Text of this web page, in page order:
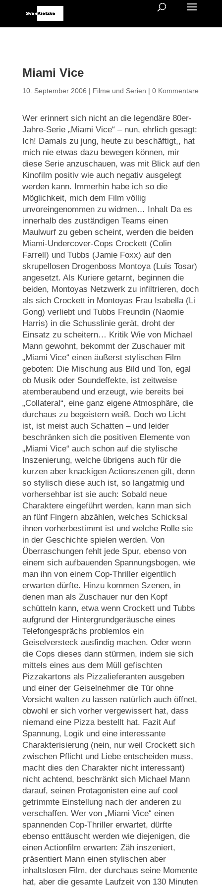
Miami Vice
10. September 2006 | Filme und Serien | 0 Kommentare
Wer erinnert sich nicht an die legendäre 80er-
Jahre-Serie „Miami Vice“ – nun, ehrlich gesagt:
Ich! Damals zu jung, heute zu beschäftigt,, hat
mich nie etwas dazu bewegen können, mir
diese Serie anzuschauen, was mit Blick auf den
Kinofilm positiv wie auch negativ ausgelegt
werden kann. Immerhin habe ich so die
Möglichkeit, mich dem Film völlig
unvoreingenommen zu widmen… Inhalt Da es
innerhalb des zuständigen Teams einen
Maulwurf zu geben scheint, werden die beiden
Miami-Undercover-Cops Crockett (Colin
Farrell) und Tubbs (Jamie Foxx) auf den
skrupellosen Drogenboss Montoya (Luis Tosar)
angesetzt. Als Kuriere getarnt, beginnen die
beiden, Montoyas Netzwerk zu infiltrieren, doch
als sich Crockett in Montoyas Frau Isabella (Li
Gong) verliebt und Tubbs Freundin (Naomie
Harris) in die Schusslinie gerät, droht der
Einsatz zu scheitern… Kritik Wie von Michael
Mann gewohnt, bekommt der Zuschauer mit
„Miami Vice“ einen äußerst stylischen Film
geboten: Die Mischung aus Bild und Ton, egal
ob Musik oder Soundeffekte, ist zeitweise
atemberaubend und erzeugt, wie bereits bei
„Collateral“, eine ganz eigene Atmosphäre, die
durchaus zu begeistern weiß. Doch wo Licht
ist, ist meist auch Schatten – und leider
beschränken sich die positiven Elemente von
„Miami Vice“ auch schon auf die stylische
Inszenierung, welche übrigens auch für die
kurzen aber knackigen Actionszenen gilt, denn
so stylisch diese auch ist, so langatmig und
vorhersehbar ist sie auch: Sobald neue
Charaktere eingeführt werden, kann man sich
an fünf Fingern abzählen, welches Schicksal
ihnen vorherbestimmt ist und welche Rolle sie
in der Geschichte spielen werden. Von
Überraschungen fehlt jede Spur, ebenso von
einem sich aufbauenden Spannungsbogen, wie
man ihn von einem Cop-Thriller eigentlich
erwarten dürfte. Hinzu kommen Szenen, in
denen man als Zuschauer nur den Kopf
schütteln kann, etwa wenn Crockett und Tubbs
aufgrund der Hintergrundgeräusche eines
Telefongesprächs problemlos ein
Geiselversteck ausfindig machen. Oder wenn
die Cops dieses dann stürmen, indem sie sich
mittels eines aus dem Müll gefischten
Pizzakartons als Pizzalieferanten ausgeben
und einer der Geiselnehmer die Tür ohne
Vorsicht walten zu lassen natürlich auch öffnet,
obwohl er sich vorher vergewissert hat, dass
niemand eine Pizza bestellt hat. Fazit Auf
Spannung, Logik und eine interessante
Charakterisierung (nein, nur weil Crockett sich
zwischen Pflicht und Liebe entscheiden muss,
macht dies den Charakter nicht interessant)
nicht achtend, beschränkt sich Michael Mann
darauf, seinen Protagonisten eine auf cool
getrimmte Einstellung nach der anderen zu
verschaffen. Wer von „Miami Vice“ einen
spannenden Cop-Thriller erwartet, dürfte
ebenso enttäuscht werden wie diejenigen, die
einen Actionfilm erwarten: Zäh inszeniert,
präsentiert Mann einen stylischen aber
inhaltslosen Film, der durchaus seine Momente
hat, aber die gesamte Laufzeit von 130 Minuten